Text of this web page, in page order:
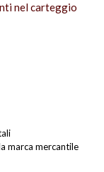
nel carteggio
marca mercantile